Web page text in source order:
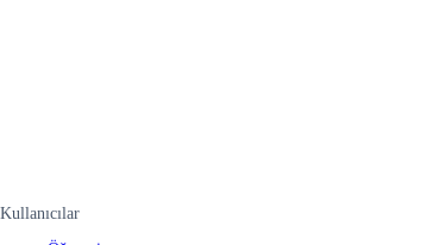
Kullanıcılar